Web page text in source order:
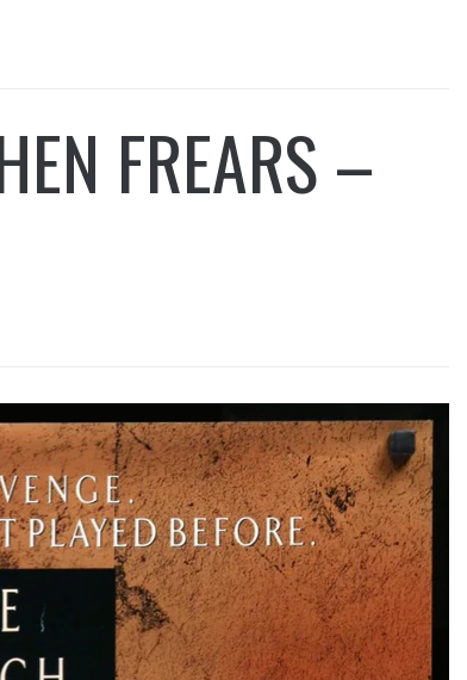
FREARS –